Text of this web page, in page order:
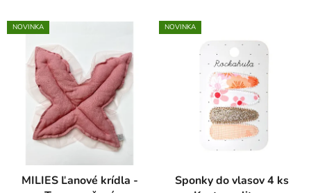
NOVINKA
MILIES Ľanové krídla -
NOVINKA
Sponky do vlasov 4 ks